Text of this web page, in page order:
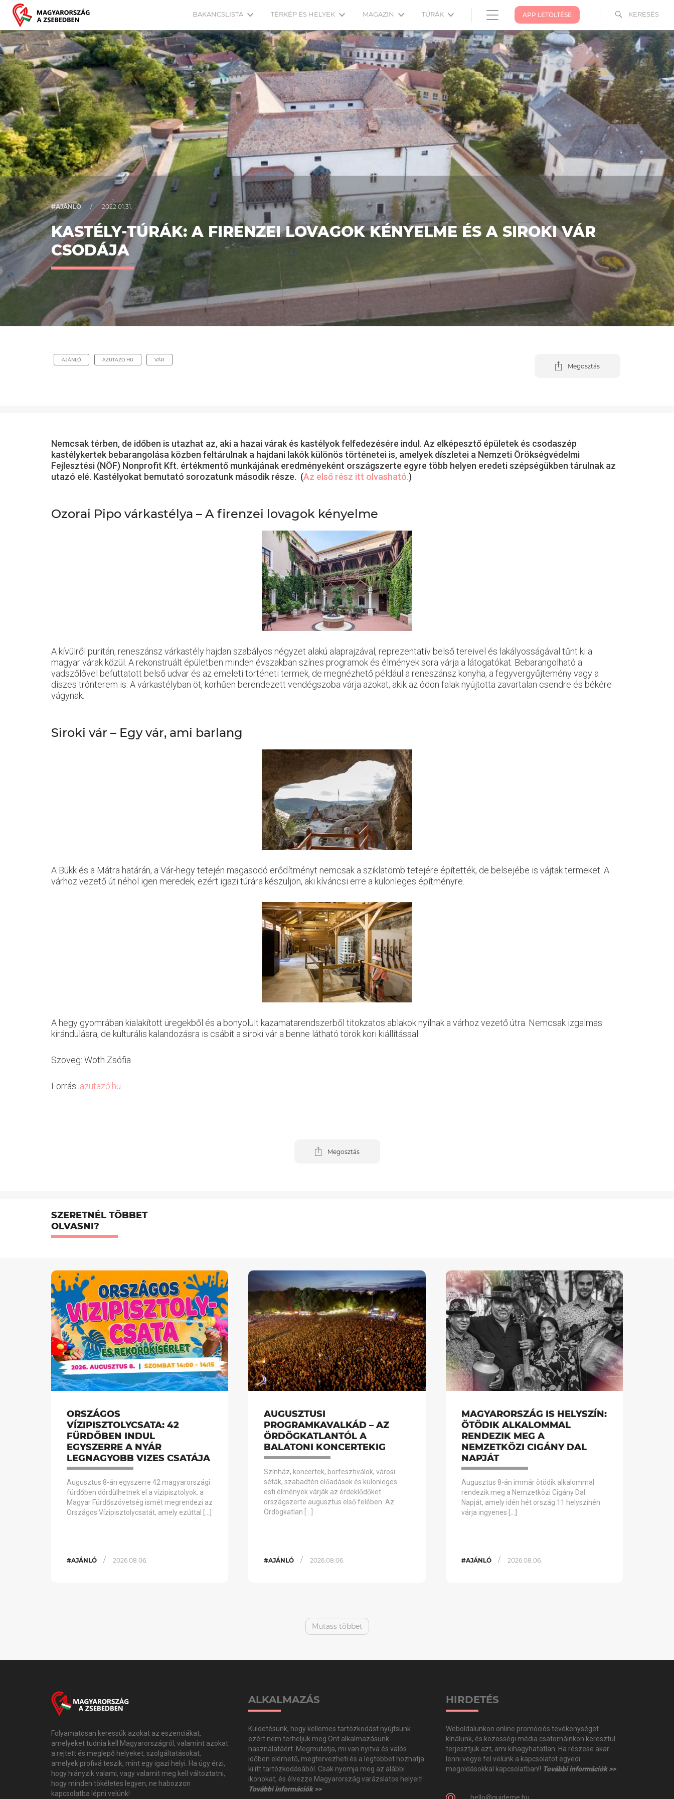
KERESÉS
APP LETÖLTÉSE
BAKANCSLISTA TÉRKÉP ÉS HELYEK MAGAZIN TÚRÁK
#AJÁNLÓ / 2022.01.31.
KASTÉLY-TÚRÁK: A FIRENZEI LOVAGOK KÉNYELME ÉS A SIROKI VÁR
CSODÁJA
AJÁNLÓ AZUTAZO.HU VÁR
Megosztás
Nemcsak térben, de időben is utazhat az, aki a hazai várak és kastélyok felfedezésére indul. Az elképesztő épületek és csodaszép
kastélykertek bebarangolása közben feltárulnak a hajdani lakók különös történetei is, amelyek díszletei a Nemzeti Örökségvédelmi
Fejlesztési (NÖF) Nonprofit Kft. értékmentő munkájának eredményeként országszerte egyre több helyen eredeti szépségükben tárulnak az
utazó elé. Kastélyokat bemutató sorozatunk második része. (Az első rész itt olvasható.)
Ozorai Pipo várkastélya – A firenzei lovagok kényelme
A kívülről puritán, reneszánsz várkastély hajdan szabályos négyzet alakú alaprajzával, reprezentatív belső tereivel és lakályosságával tűnt ki a
magyar várak közül. A rekonstruált épületben minden évszakban színes programok és élmények sora várja a látogatókat. Bebarangolható a
vadszőlővel befuttatott belső udvar és az emeleti történeti termek, de megnézhető például a reneszánsz konyha, a fegyvergyűjtemény vagy a
díszes trónterem is. A várkastélyban öt, korhűen berendezett vendégszoba várja azokat, akik az ódon falak nyújtotta zavartalan csendre és békére
vágynak.
Siroki vár – Egy vár, ami barlang
A Bükk és a Mátra határán, a Vár-hegy tetején magasodó erődítményt nemcsak a sziklatömb tetejére építették, de belsejébe is vájtak termeket. A
várhoz vezető út néhol igen meredek, ezért igazi túrára készüljön, aki kíváncsi erre a különleges építményre.
A hegy gyomrában kialakított üregekből és a bonyolult kazamatarendszerből titokzatos ablakok nyílnak a várhoz vezető útra. Nemcsak izgalmas
kirándulásra, de kulturális kalandozásra is csábít a siroki vár a benne látható török kori kiállítással.
Szöveg: Woth Zsófia
Forrás: azutazó.hu
Megosztás
SZERETNÉL TÖBBET
OLVASNI?
ORSZÁGOS
VÍZIPISZTOLYCSATA: 42
FÜRDŐBEN INDUL
EGYSZERRE A NYÁR
LEGNAGYOBB VIZES CSATÁJA
Augusztus 8-án egyszerre 42 magyarországi
fürdőben dördülhetnek el a vízipisztolyok: a
Magyar Fürdőszövetség ismét megrendezi az
Országos Vízipisztolycsatát, amely ezúttal […]
#AJÁNLÓ / 2026.08.06.
AUGUSZTUSI
PROGRAMKAVALKÁD – AZ
ÖRDÖGKATLANTÓL A
BALATONI KONCERTEKIG
Színház, koncertek, borfesztiválok, városi
séták, szabadtéri előadások és különleges
esti élmények várják az érdeklődőket
országszerte augusztus első felében. Az
Ördögkatlan […]
#AJÁNLÓ / 2026.08.06.
MAGYARORSZÁG IS HELYSZÍN:
ÖTÖDIK ALKALOMMAL
RENDEZIK MEG A
NEMZETKÖZI CIGÁNY DAL
NAPJÁT
Augusztus 8-án immár ötödik alkalommal
rendezik meg a Nemzetközi Cigány Dal
Napját, amely idén hét ország 11 helyszínén
várja ingyenes […]
#AJÁNLÓ / 2026.08.06.
Mutass többet
Folyamatosan keressük azokat az eszenciákat,
amelyeket tudnia kell Magyarországról, valamint azokat
a rejtett és meglepő helyeket, szolgáltatásokat,
amelyek profivá teszik, mint egy igazi helyi. Ha úgy érzi,
hogy hiányzik valami, vagy valamit meg kell változtatni,
hogy minden tökéletes legyen, ne habozzon
kapcsolatba lépni velünk!
ALKALMAZÁS
Küldetésünk, hogy kellemes tartózkodást nyújtsunk
ezért nem terheljük meg Önt alkalmazásunk
használatáért. Megmutatja, mi van nyitva és valós
időben elérhető, megtervezheti és a legtöbbet hozhatja
ki itt tartózkodásából. Csak nyomja meg az alábbi
ikonokat, és élvezze Magyarország varázslatos helyeit!
További információk >>
HIRDETÉS
Weboldalunkon online promóciós tevékenységet
kínálunk, és közösségi média csatornáinkon keresztül
terjesztjük azt, ami kihagyhatatlan. Ha részese akar
lenni vegye fel velünk a kapcsolatot egyedi
megoldásokkal kapcsolatban!! További információk >>